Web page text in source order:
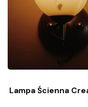
Lampa Ścienna